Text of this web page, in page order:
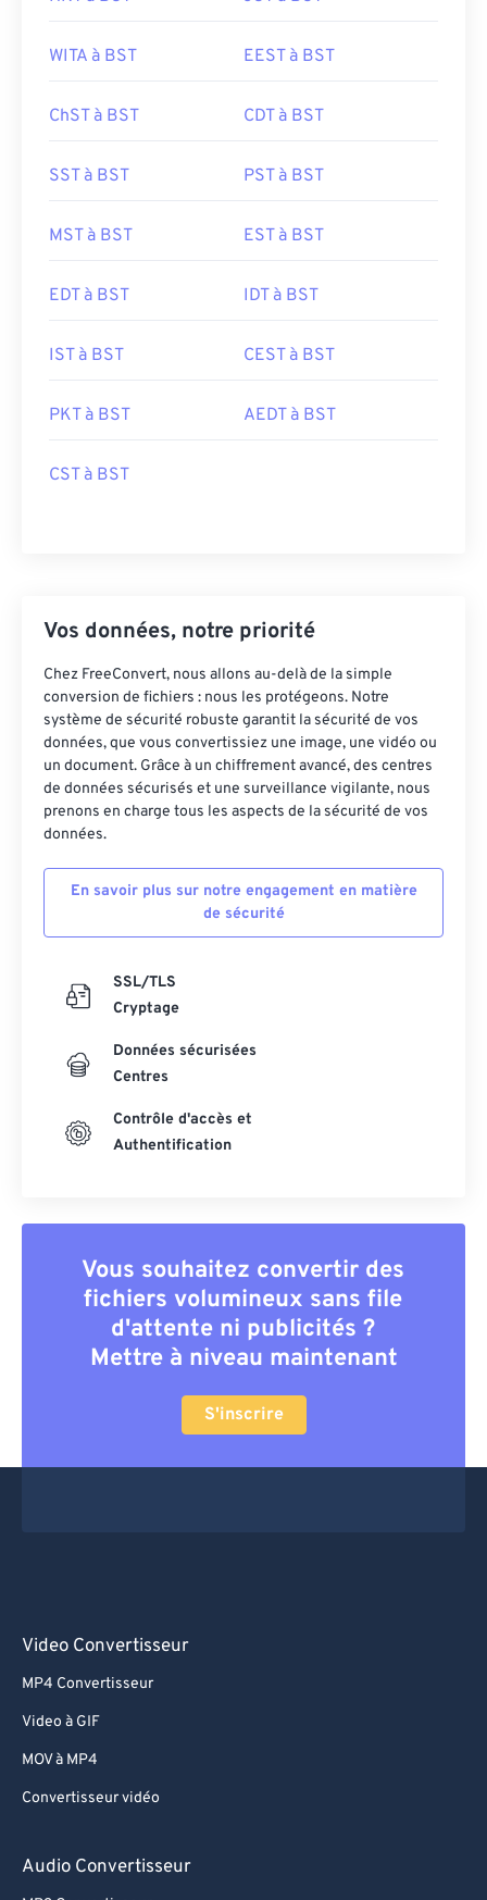
WITA à BST EEST à BST
ChST à BST CDT à BST
SST à BST PST à BST
MST à BST EST à BST
EDT à BST IDT à BST
IST à BST CEST à BST
PKT à BST AEDT à BST
CST à BST
Vos données, notre priorité
Chez FreeConvert, nous allons au-delà de la simple
conversion de fichiers : nous les protégeons. Notre
système de sécurité robuste garantit la sécurité de vos
données, que vous convertissiez une image, une vidéo ou
un document. Grâce à un chiffrement avancé, des centres
de données sécurisés et une surveillance vigilante, nous
prenons en charge tous les aspects de la sécurité de vos
données.
En savoir plus sur notre engagement en matière
de sécurité
SSL/TLS
Cryptage
Données sécurisées
Centres
Contrôle d'accès et
Authentification
Vous souhaitez convertir des
fichiers volumineux sans file
d'attente ni publicités ?
Mettre à niveau maintenant
S'inscrire
Video Convertisseur
MP4 Convertisseur
Video à GIF
MOV à MP4
Convertisseur vidéo
Audio Convertisseur